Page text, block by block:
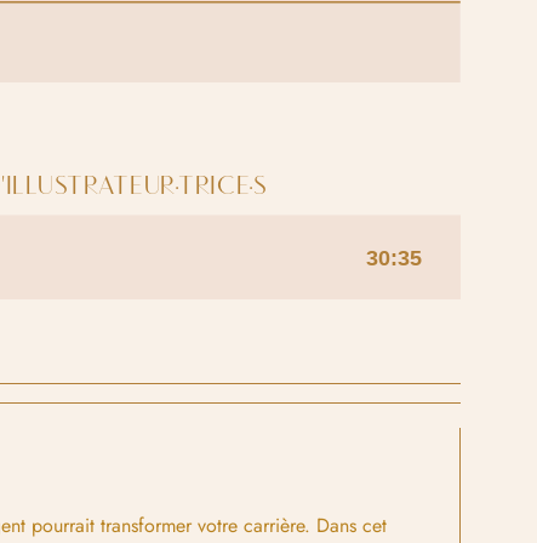
pourrait transformer votre carrière. Dans cet